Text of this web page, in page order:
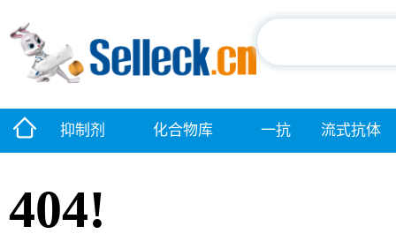
抑制剂 化合物库 一抗 流式抗体
404!